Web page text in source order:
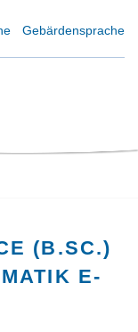
Gebärdensprache
(B.SC.)
E-